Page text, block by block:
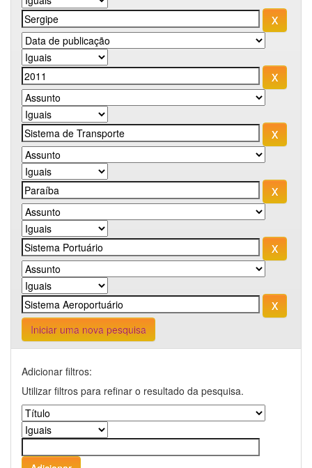
Iniciar uma nova pesquisa
Adicionar filtros:
Utilizar filtros para refinar o resultado da pesquisa.